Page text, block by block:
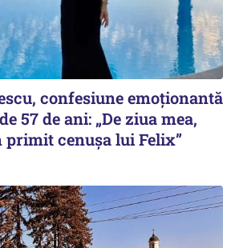
confesiune emoționantă
57 de ani: „De ziua mea,
cenușa lui Felix”